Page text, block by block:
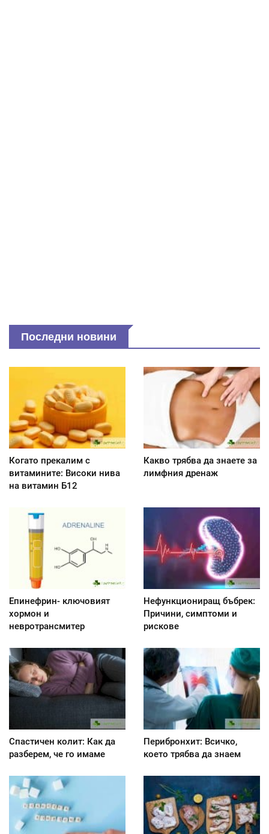
Последни новини
Когато прекалим с
витамините: Високи нива
на витамин Б12
Какво трябва да знаете за
лимфния дренаж
Епинефрин- ключовият
хормон и
невротрансмитер
Нефункциониращ бъбрек:
Причини, симптоми и
рискове
Спастичен колит: Как да
разберем, че го имаме
Перибронхит: Всичко,
което трябва да знаем